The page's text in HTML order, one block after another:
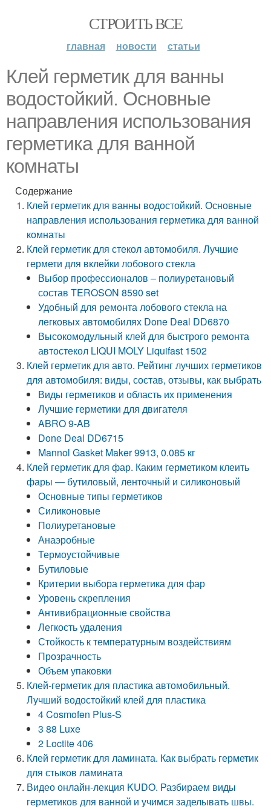
СТРОИТЬ ВСЕ
главная новости статьи
Клей герметик для ванны
водостойкий. Основные
направления использования
герметика для ванной
комнаты
Содержание
Клей герметик для ванны водостойкий. Основные
направления использования герметика для ванной
комнаты
Клей герметик для стекол автомобиля. Лучшие
гермети для вклейки лобового стекла
Выбор профессионалов – полиуретановый
состав TEROSON 8590 set
Удобный для ремонта лобового стекла на
легковых автомобилях Done Deal DD6870
Высокомодульный клей для быстрого ремонта
автостекол LIQUI MOLY Liquifast 1502
Клей герметик для авто. Рейтинг лучших герметиков
для автомобиля: виды, состав, отзывы, как выбрать
Виды герметиков и область их применения
Лучшие герметики для двигателя
ABRO 9-AB
Done Deal DD6715
Mannol Gasket Maker 9913, 0.085 кг
Клей герметик для фар. Каким герметиком клеить
фары — бутиловый, ленточный и силиконовый
Основные типы герметиков
Силиконовые
Полиуретановые
Анаэробные
Термоустойчивые
Бутиловые
Критерии выбора герметика для фар
Уровень скрепления
Антивибрационные свойства
Легкость удаления
Стойкость к температурным воздействиям
Прозрачность
Объем упаковки
Клей-герметик для пластика автомобильный.
Лучший водостойкий клей для пластика
4 Cosmofen Plus-S
3 88 Luxe
2 Loctite 406
Клей герметик для ламината. Как выбрать герметик
для стыков ламината
Видео онлайн-лекция KUDO. Разбираем виды
герметиков для ванной и учимся заделывать швы.